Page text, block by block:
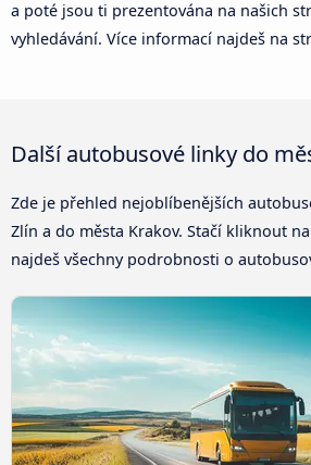
a poté jsou ti prezentována na našich
vyhledávání. Více informací najdeš na
Další autobusové linky do
Zde je přehled nejoblíbenějších
Zlín a do města Krakov. Stačí kliknout
najdeš všechny podrobnosti o